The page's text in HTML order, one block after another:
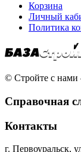
Корзина
Личный
Политика
© Стройте с нами
Справочная
Контакты
г. Первоуральск,